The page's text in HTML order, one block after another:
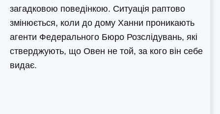
загадковою поведінкою. Ситуація раптово
змінюється, коли до дому Ханни проникають
агенти Федерального Бюро Розслідувань, які
стверджують, що Овен не той, за кого він себе
видає.